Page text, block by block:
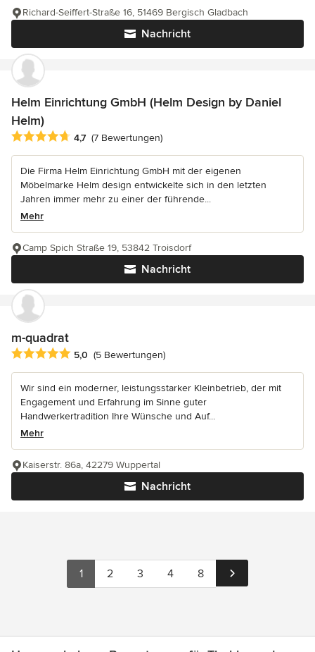
Nachricht
Richard-Seiffert-Straße 16, 51469 Bergisch Gladbach
Helm Einrichtung GmbH (Helm Design by Daniel
Helm)
Durchschnittliche Bewertung: 4.7 von 5 Sternen
4,7 (7 Bewertungen)
Die Firma Helm Einrichtung GmbH mit der eigenen
Möbelmarke Helm design entwickelte sich in den letzten
Jahren immer mehr zu einer der führende...
Mehr
Nachricht
Camp Spich Straße 19, 53842 Troisdorf
m-quadrat
Durchschnittliche Bewertung: 5 von 5 Sternen
5,0 (5 Bewertungen)
Wir sind ein moderner, leistungsstarker Kleinbetrieb, der mit
Engagement und Erfahrung im Sinne guter
Handwerkertradition Ihre Wünsche und Auf...
Mehr
Nachricht
Kaiserstr. 86a, 42279 Wuppertal
1 2 3 4 8